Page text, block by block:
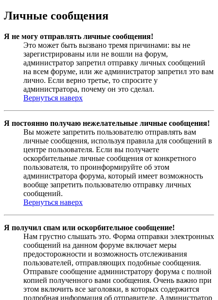
Личные сообщения
Я не могу отправлять личные сообщения!
Это может быть вызвано тремя причинами: вы не
зарегистрированы или не вошли на форум,
администратор запретил отправку личных сообщений
на всем форуме, или же администратор запретил это вам
лично. Если верно третье, то спросите у
администратора, почему он это сделал.
Вернуться наверх
Я постоянно получаю нежелательные личные сообщения!
Вы можете запретить пользователю отправлять вам
личные сообщения, используя правила для сообщений в
центре пользователя. Если вы получаете
оскорбительные личные сообщения от конкретного
пользователя, то проинформируйте об этом
администратора форума, который имеет возможность
вообще запретить пользователю отправку личных
сообщений.
Вернуться наверх
Я получил спам или оскорбительное сообщение!
Нам грустно слышать это. Форма отправки электронных
сообщений на данном форуме включает меры
предосторожности и возможность отслеживания
пользователей, отправляющих подобные сообщения.
Отправьте сообщение администратору форума с полной
копией полученного вами сообщения. Очень важно при
этом включить все заголовки, в которых содержится
подробная информация об отправителе. Администратор